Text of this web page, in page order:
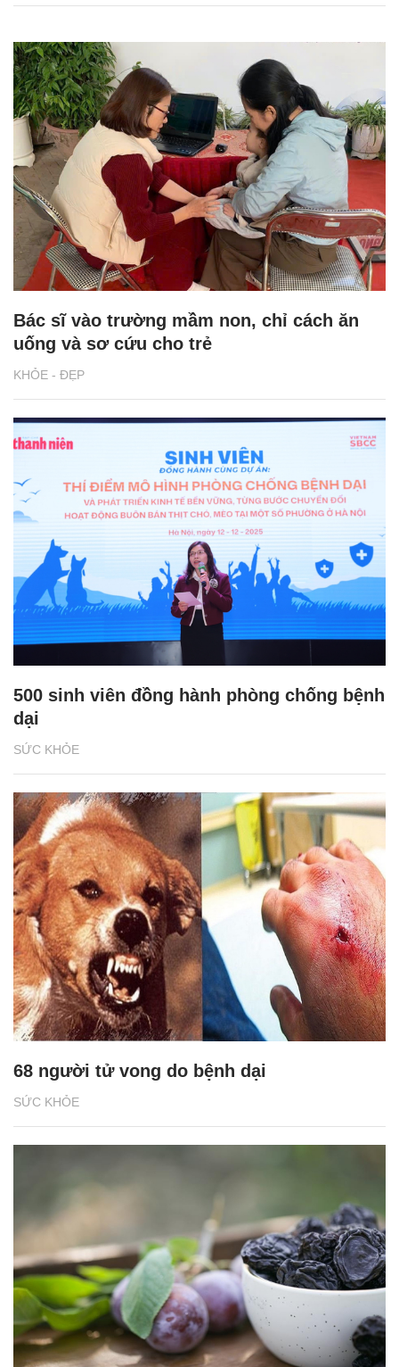
KHỎE - ĐẸP
Bác sĩ vào trường mầm non, chỉ cách ăn
uống và sơ cứu cho trẻ
SỨC KHỎE
500 sinh viên đồng hành phòng chống bệnh
dại
SỨC KHỎE
68 người tử vong do bệnh dại